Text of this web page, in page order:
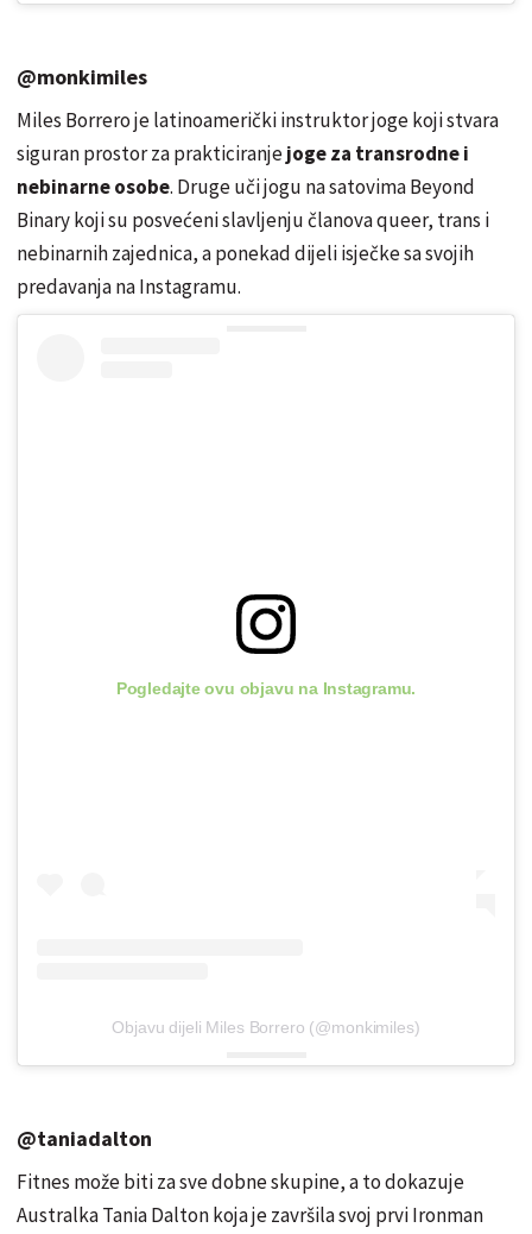
@monkimiles
Miles Borrero je latinoamerički instruktor joge koji stvara
siguran prostor za prakticiranjejoge za transrodne i
nebinarne osobe. Druge uči jogu na satovima Beyond
Binary koji su posvećeni slavljenju članova queer, trans i
nebinarnih zajednica, a ponekad dijeli isječke sa svojih
predavanja na Instagramu.
Pogledajte ovu objavu na Instagramu.
Objavu dijeli Miles Borrero (@monkimiles)
@taniadalton
Fitnes može biti za sve dobne skupine, a to dokazuje
Australka Tania Dalton koja je završila svoj prvi Ironman